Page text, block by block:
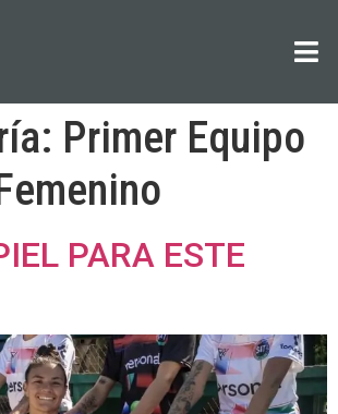
Primer Equipo
PARA ESTE